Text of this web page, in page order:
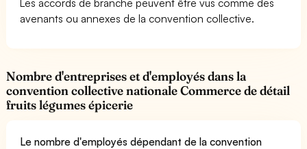
avenants ou annexes de la convention collective.
Nombre d'entreprises et d'employés dans la
convention collective nationale Commerce de détail
fruits légumes épicerie
Le nombre d'employés dépendant de la convention